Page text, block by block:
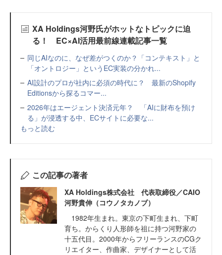
XA Holdings河野氏がホットなトピックに迫
る！ EC×AI活用最前線連載記事一覧
同じAIなのに、なぜ差がつくのか？「コンテキスト」と
「オントロジー」というEC実装の分かれ...
AI設計のプロが社内に必須の時代に？ 最新のShopify
Editionsから探るコマー...
2026年はエージェント決済元年？ 「AIに財布を預け
る」が浸透する中、ECサイトに必要な...
もっと読む
この記事の著者
XA Holdings株式会社 代表取締役／CAIO
河野貴伸（コウノタカノブ）
1982年生まれ。東京の下町生まれ、下町
育ち。からくり人形師を祖に持つ河野家の
十五代目。2000年からフリーランスのCGク
リエイター、作曲家、デザイナーとして活